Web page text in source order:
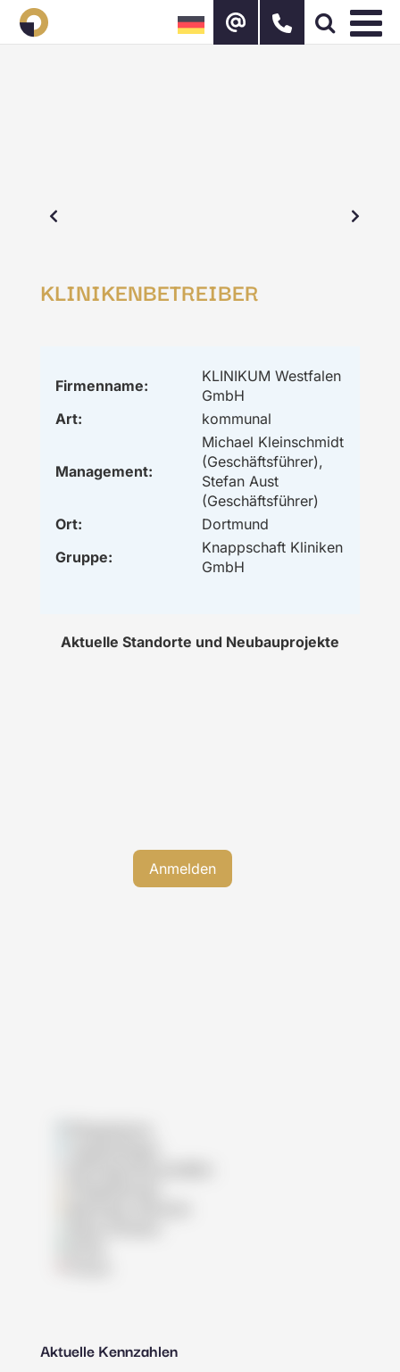
Zum
Inhalt
springen
KLINIKENBETREIBER
Firmenname:
KLINIKUM Westfalen
GmbH
Art:
kommunal
Management:
Michael Kleinschmidt
(Geschäftsführer),
Stefan Aust
(Geschäftsführer)
Ort:
Dortmund
Gruppe:
Knappschaft Kliniken
GmbH
Aktuelle Standorte und Neubauprojekte
Aktuelle Kennzahlen